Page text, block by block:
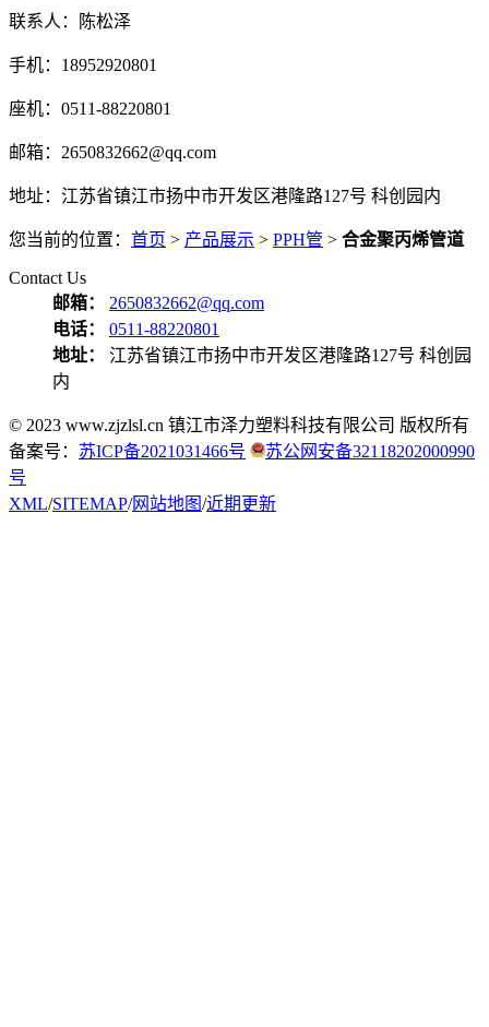
联系人：陈松泽
手机：18952920801
座机：0511-88220801
邮箱：2650832662@qq.com
地址：江苏省镇江市扬中市开发区港隆路127号 科创园内
您当前的位置： 首页 > 产品展示 > PPH管 > 合金聚丙烯管道
Contact Us
邮箱：
2650832662@qq.com
电话：
0511-88220801
地址：
江苏省镇江市扬中市开发区港隆路127号 科创园
内
© 2023 www.zjzlsl.cn 镇江市泽力塑料科技有限公司 版权所有
备案号： 苏ICP备2021031466号
苏公网安备32118202000990
号
XML/SITEMAP/网站地图/近期更新